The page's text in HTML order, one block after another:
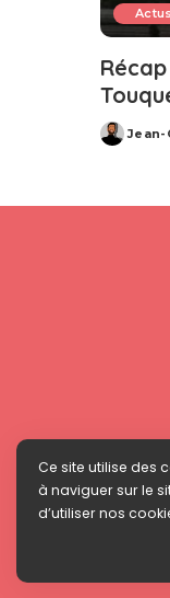
Actus
Posted
Jean-
Ce site utilise des
à naviguer sur le
d’utiliser nos